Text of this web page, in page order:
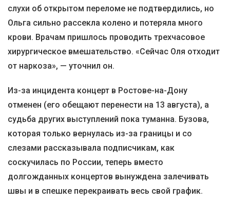
слухи об открытом переломе не подтвердились, но
Ольга сильно рассекла колено и потеряла много
крови. Врачам пришлось проводить трехчасовое
хирургическое вмешательство. «Сейчас Оля отходит
от наркоза», — уточнил он.
Из-за инцидента концерт в Ростове-на-Дону
отменен (его обещают перенести на 13 августа), а
судьба других выступлений пока туманна. Бузова,
которая только вернулась из-за границы и со
слезами рассказывала подписчикам, как
соскучилась по России, теперь вместо
долгожданных концертов вынуждена залечивать
швы и в спешке перекраивать весь свой график.